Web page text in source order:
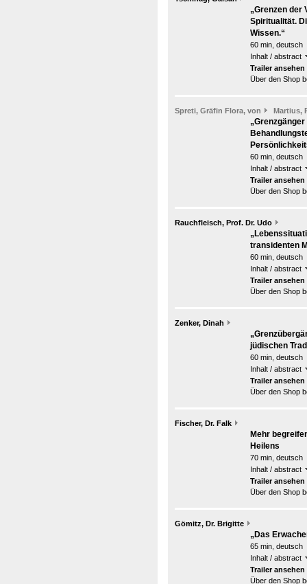
„Grenzen der
Spiritualität.
Wissen.“
60 min, deutsch
Inhalt / abstract
Trailer ansehen
Über den Shop
Spreti, Gräfin Flora, von Martius,
60 min, deutsch
Inhalt / abstract
Trailer ansehen
Über den Shop
Rauchfleisch, Prof. Dr. Udo
transidenten
60 min, deutsch
Inhalt / abstract
Trailer ansehen
Über den Shop
Zenker, Dinah
jüdischen
60 min, deutsch
Inhalt / abstract
Trailer ansehen
Über den Shop
Fischer, Dr. Falk
Mehr
Heilens
70 min, deutsch
Inhalt / abstract
Trailer ansehen
Über den Shop
Gömitz, Dr. Brigitte
„Das
65 min, deutsch
Inhalt / abstract
Trailer ansehen
Über den Shop